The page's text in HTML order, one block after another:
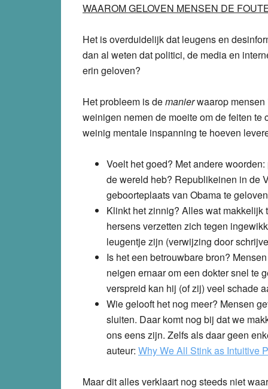
WAAROM GELOVEN MENSEN DE
Het is overduidelijk dat leugens en
dan al weten dat politici, de media en
erin geloven?
Het probleem is demanierwaarop mensen
weinigen nemen de moeite om de feiten
weinig mentale inspanning te hoeven
Voelt het goed? Met andere
de wereld heb? Republikeinen in de
geboorteplaats van Obama te
Klinkt het zinnig? Alles wat makkelijk
hersens verzetten zich tegen
leugentje zijn (verwijzing door
Is het een betrouwbare bron?
neigen ernaar om een dokter snel te
verspreid kan hij (of zij) veel schade
Wie gelooft het nog meer? Mensen
sluiten. Daar komt nog bij dat we
ons eens zijn. Zelfs als daar geen
auteur: Why We All Stink as Intuitive
Maar dit alles verklaart nog steeds niet